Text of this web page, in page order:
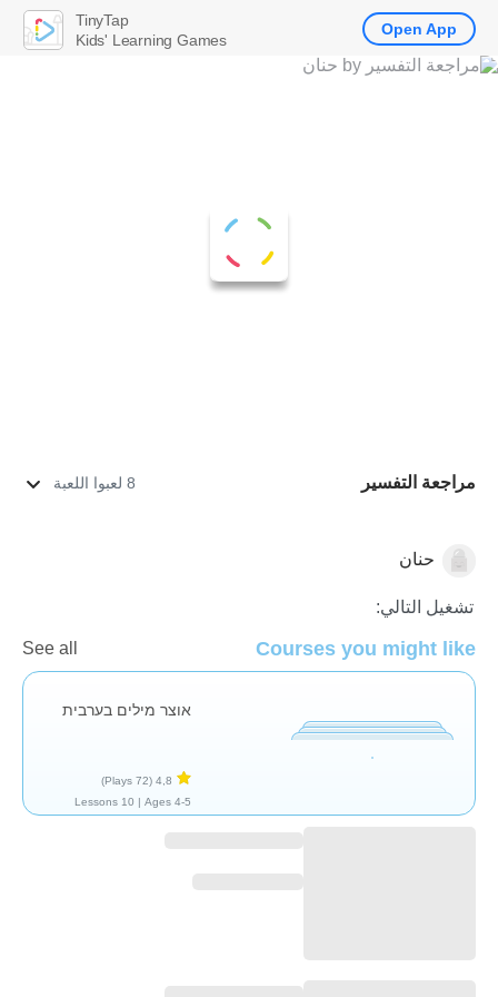
مراجعة التفسير 8 لعبوا اللعبة
العربيةحنان
تشغيل التالي:
Courses you might like
See all
אוצר מילים בערבית
4,8
(72 Plays)
Ages 4-5 |
10 Lessons
TinyTap
Kids' Learning Games
Open App